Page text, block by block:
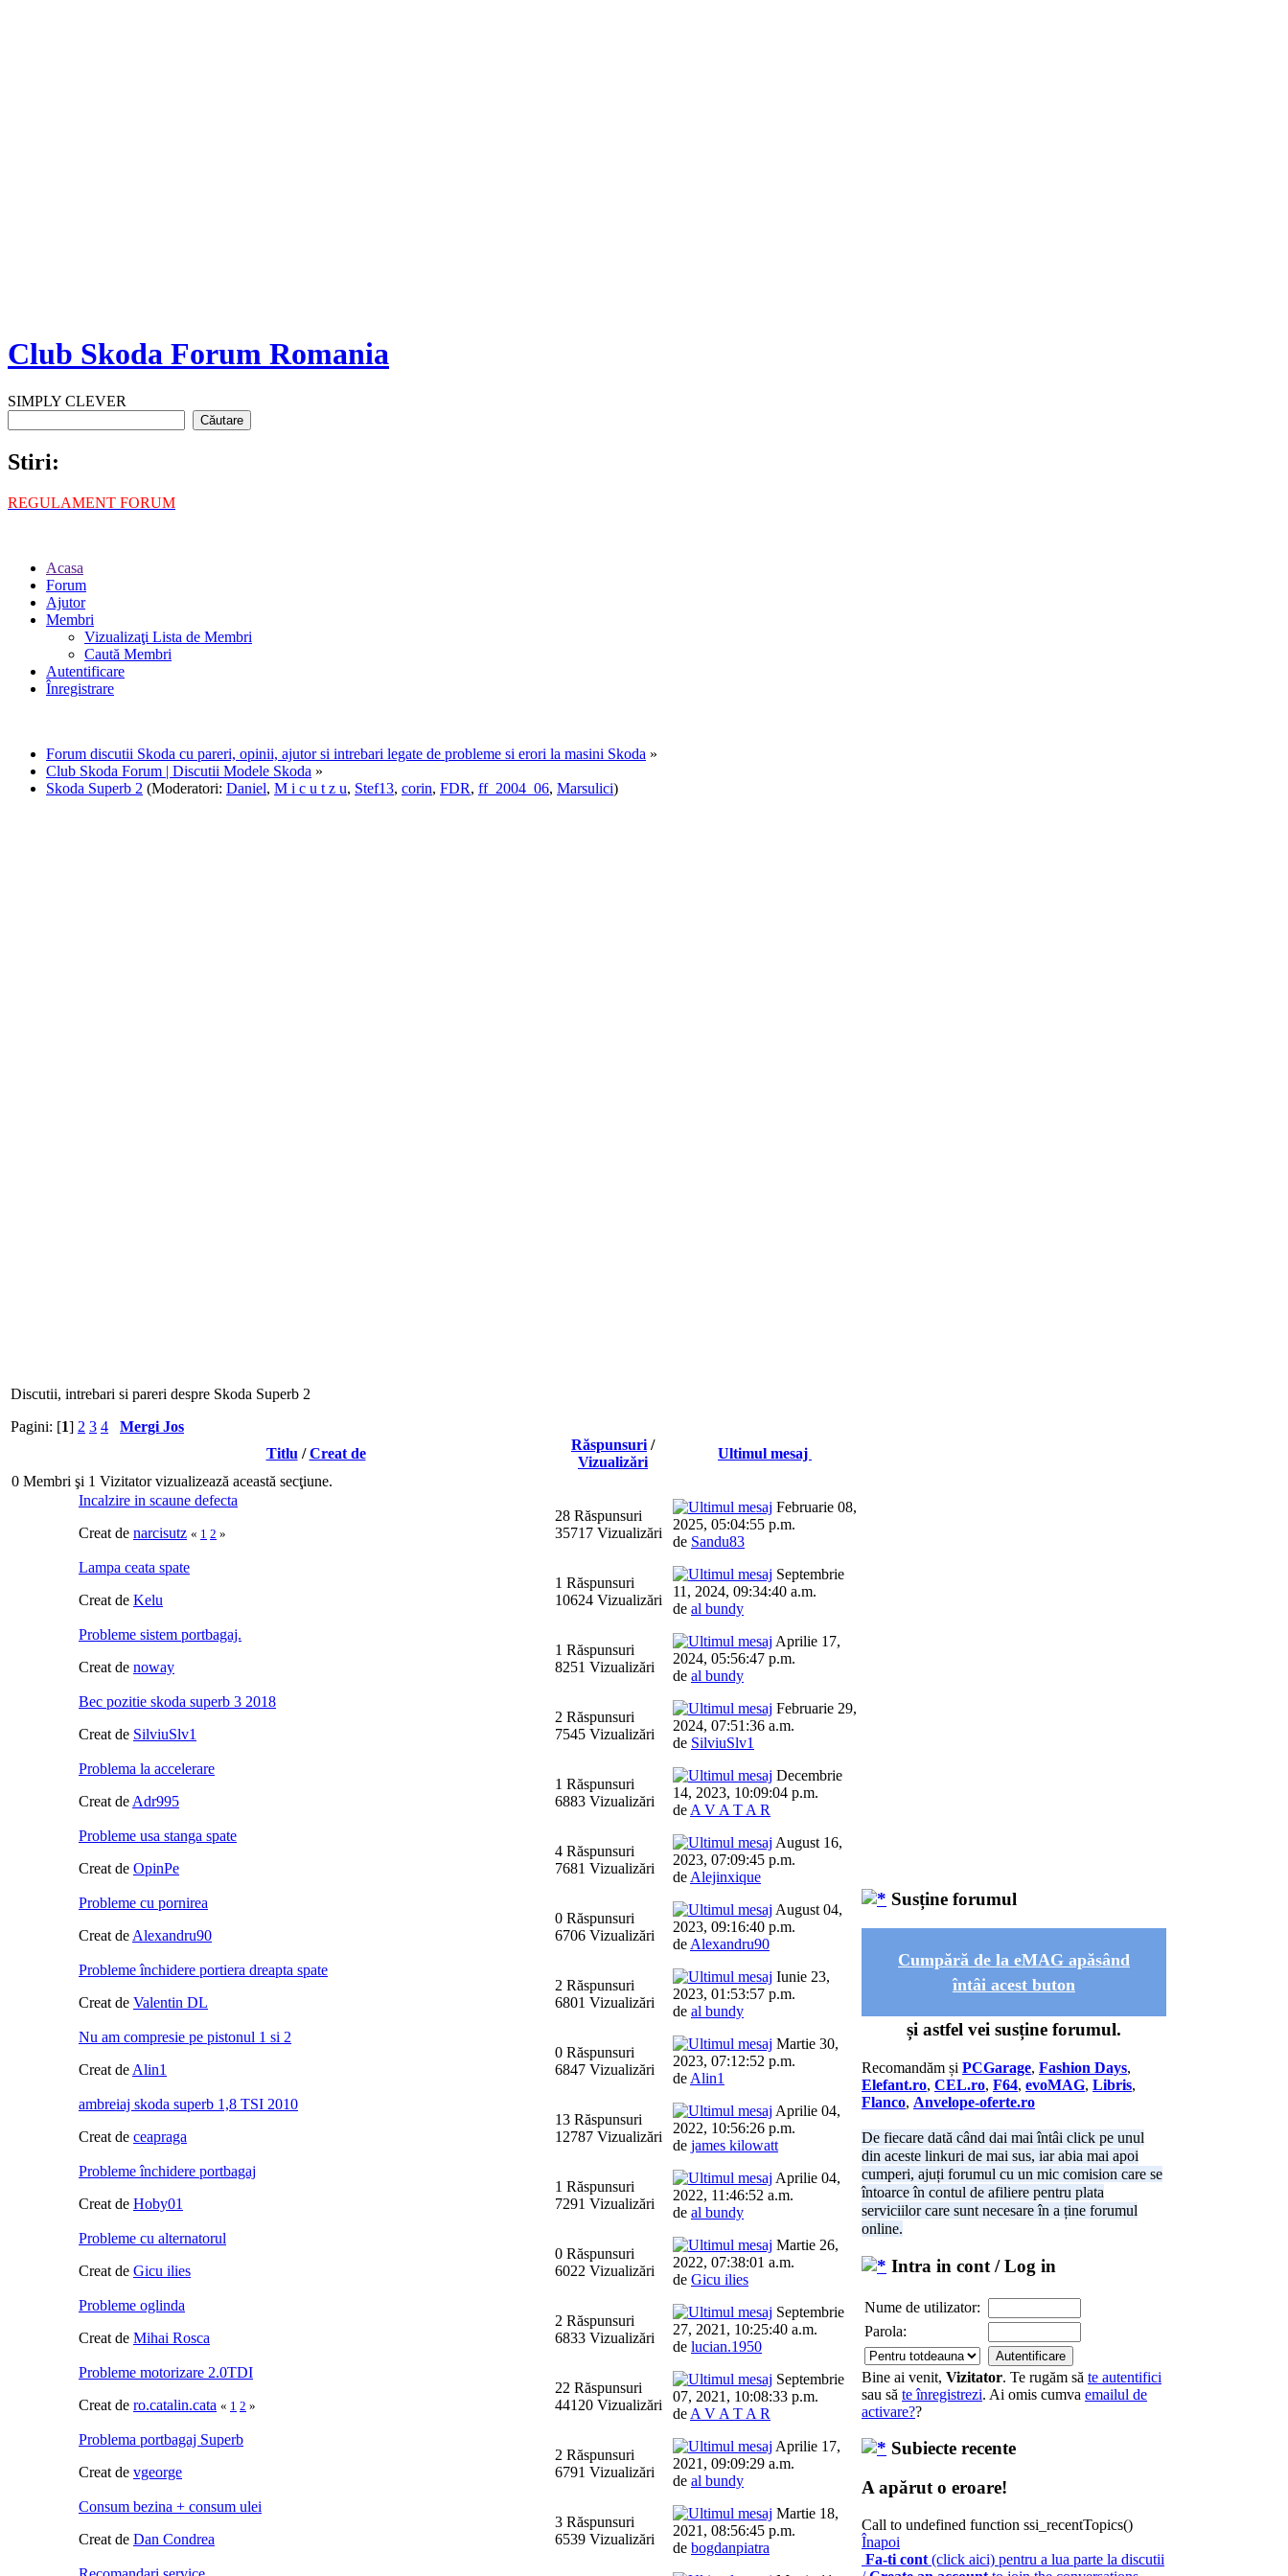
Club Skoda Forum Romania
SIMPLY CLEVER
Stiri:
REGULAMENT FORUM
Acasa
Forum
Ajutor
Membri
Vizualizaţi Lista de Membri
Caută Membri
Autentificare
Înregistrare
Forum discutii Skoda cu pareri, opinii, ajutor si intrebari legate de probleme si erori la masini Skoda »
Club Skoda Forum | Discutii Modele Skoda »
Skoda Superb 2 (Moderatori: Daniel, M i c u t z u, Stef13, corin, FDR, ff_2004_06, Marsulici)
Discutii, intrebari si pareri despre Skoda Superb 2
Pagini: [1] 2 3 4
Mergi Jos
Titlu /Creat de
Răspunsuri /
Vizualizări
Ultimul mesaj
0 Membri şi 1 Vizitator vizualizează această secţiune.
Incalzire in scaune defecta
Creat de narcisutz « 1 2 »
28 Răspunsuri
35717 Vizualizări
Februarie 08,
2025, 05:04:55 p.m.
de Sandu83
Lampa ceata spate
Creat de Kelu
1 Răspunsuri
10624 Vizualizări
Septembrie
11, 2024, 09:34:40 a.m.
de al bundy
Probleme sistem portbagaj.
Creat de noway
1 Răspunsuri
8251 Vizualizări
Aprilie 17,
2024, 05:56:47 p.m.
de al bundy
Bec pozitie skoda superb 3 2018
Creat de SilviuSlv1
2 Răspunsuri
7545 Vizualizări
Februarie 29,
2024, 07:51:36 a.m.
de SilviuSlv1
Problema la accelerare
Creat de Adr995
1 Răspunsuri
6883 Vizualizări
Decembrie
14, 2023, 10:09:04 p.m.
de A V A T A R
Probleme usa stanga spate
Creat de OpinPe
4 Răspunsuri
7681 Vizualizări
August 16,
2023, 07:09:45 p.m.
de Alejinxique
Probleme cu pornirea
Creat de Alexandru90
0 Răspunsuri
6706 Vizualizări
August 04,
2023, 09:16:40 p.m.
de Alexandru90
Probleme închidere portiera dreapta spate
Creat de Valentin DL
2 Răspunsuri
6801 Vizualizări
Iunie 23,
2023, 01:53:57 p.m.
de al bundy
Nu am compresie pe pistonul 1 si 2
Creat de Alin1
0 Răspunsuri
6847 Vizualizări
Martie 30,
2023, 07:12:52 p.m.
de Alin1
ambreiaj skoda superb 1,8 TSI 2010
Creat de ceapraga
13 Răspunsuri
12787 Vizualizări
Aprilie 04,
2022, 10:56:26 p.m.
de james kilowatt
Probleme închidere portbagaj
Creat de Hoby01
1 Răspunsuri
7291 Vizualizări
Aprilie 04,
2022, 11:46:52 a.m.
de al bundy
Probleme cu alternatorul
Creat de Gicu ilies
0 Răspunsuri
6022 Vizualizări
Martie 26,
2022, 07:38:01 a.m.
de Gicu ilies
Probleme oglinda
Creat de Mihai Rosca
2 Răspunsuri
6833 Vizualizări
Septembrie
27, 2021, 10:25:40 a.m.
de lucian.1950
Probleme motorizare 2.0TDI
Creat de ro.catalin.cata « 1 2 »
22 Răspunsuri
44120 Vizualizări
Septembrie
07, 2021, 10:08:33 p.m.
de A V A T A R
Problema portbagaj Superb
Creat de vgeorge
2 Răspunsuri
6791 Vizualizări
Aprilie 17,
2021, 09:09:29 a.m.
de al bundy
Consum bezina + consum ulei
Creat de Dan Condrea
3 Răspunsuri
6539 Vizualizări
Martie 18,
2021, 08:56:45 p.m.
de bogdanpiatra
Susține forumul
Cumpără de la eMAG apăsând
întâi acest buton
și astfel vei susține forumul.
Recomandăm și PCGarage, Fashion Days,
Elefant.ro, CEL.ro, F64, evoMAG, Libris,
Flanco, Anvelope-oferte.ro
De fiecare dată când dai mai întâi click pe unul
din aceste linkuri de mai sus, iar abia mai apoi
cumperi, ajuți forumul cu un mic comision care se
întoarce în contul de afiliere pentru plata
serviciilor care sunt necesare în a ține forumul
online.
Intra in cont / Log in
Nume de utilizator:
Parola:
Bine ai venit, Vizitator. Te rugăm să te autentifici
sau să te înregistrezi. Ai omis cumva emailul de
activare??
Subiecte recente
A apărut o eroare!
Call to undefined function ssi_recentTopics()
Înapoi
Fa-ti cont (click aici) pentru a lua parte la discutii